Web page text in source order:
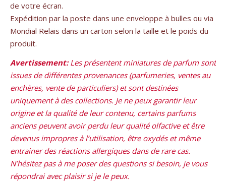
de votre écran.
Expédition par la poste dans une enveloppe à bulles ou via
Mondial Relais dans un carton selon la taille et le poids du
produit.
Avertissement:Les présentent miniatures de parfum sont
issues de différentes provenances (parfumeries, ventes au
enchères, vente de particuliers) et sont destinées
uniquement à des collections. Je ne peux garantir leur
origine et la qualité de leur contenu, certains parfums
anciens peuvent avoir perdu leur qualité olfactive et être
devenus impropres à l’utilisation, être oxydés et même
entrainer des réactions allergiques dans de rare cas.
N’hésitez pas à me poser des questions si besoin, je vous
répondrai avec plaisir si je le peux.